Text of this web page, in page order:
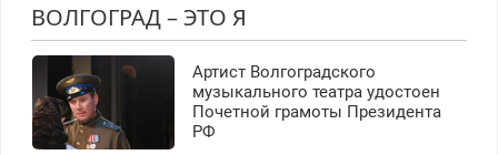
ВОЛГОГРАД – ЭТО Я
Артист Волгоградского
музыкального театра удостоен
Почетной грамоты Президента
РФ